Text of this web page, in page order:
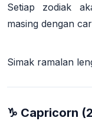
Setiap zodiak
masing dengan
Simak ramalan
♑ Capricorn